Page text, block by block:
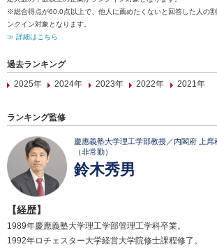
※総合得点が60.0点以上で、他人に薦めたくないと回答した人の
ンクイン対象となります。
≫ 詳細はこちら
過去ランキング
2025年
2024年 2023年 2022年 2021年
ランキング監修
慶應義塾大学理工学部教授／内閣府 上席
（非常勤）
鈴木秀男
【経歴】
1989年慶應義塾大学理工学部管理工学科卒業。
1992年ロチェスター大学経営大学院修士課程修了。